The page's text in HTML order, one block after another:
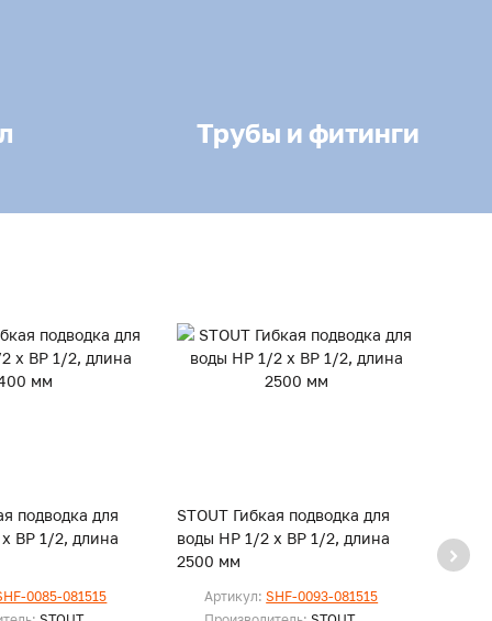
Трубы и фитинги
подводка для
ВР 1/2, длина
0085-081515
STOUT Гибкая подводка для
воды НР 1/2 х ВР 1/2, длина
2500 мм
Артикул:SHF-0093-081515
воды НР 1/2 х ВР 1/2, длина